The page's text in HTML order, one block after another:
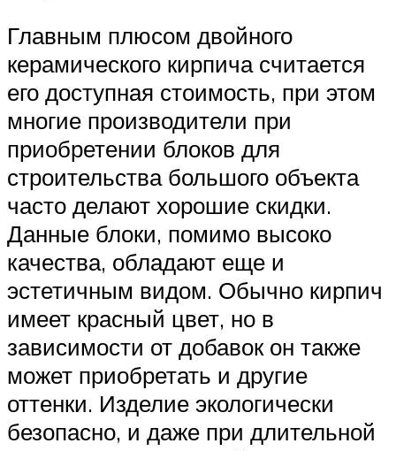
Главным плюсом двойного
керамического кирпича считается
его доступная стоимость, при этом
многие производители при
приобретении блоков для
строительства большого объекта
часто делают хорошие скидки.
Данные блоки, помимо высоко
качества, обладают еще и
эстетичным видом. Обычно кирпич
имеет красный цвет, но в
зависимости от добавок он также
может приобретать и другие
оттенки. Изделие экологически
безопасно, и даже при длительной